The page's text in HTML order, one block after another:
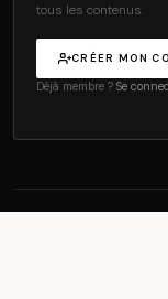
tous les contenus.
CRÉER MON
Déjà membre ? Se